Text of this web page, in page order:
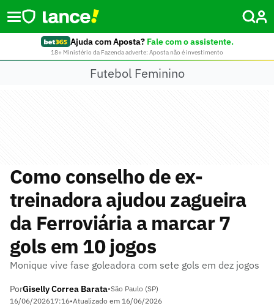
Ajuda com Aposta? Fale com o assistente.
18+ Ministério da Fazenda adverte: Aposta não é investimento
Futebol Feminino
Como conselho de ex-
treinadora ajudou zagueira
da Ferroviária a marcar 7
gols em 10 jogos
Monique vive fase goleadora com sete gols em dez jogos
PorGiselly Correa Barata•São Paulo (SP)
16/06/202617:16•Atualizado em 16/06/2026